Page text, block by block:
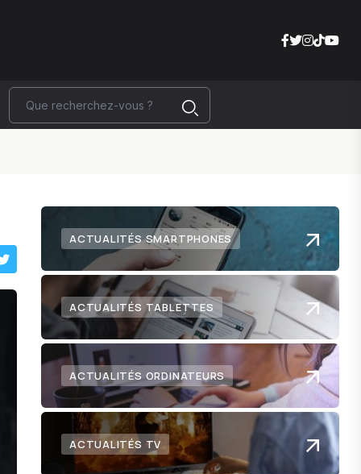
ACTUALITÉS SMARTPHONES
ACTUALITÉS TABLETTES
ACTUALITÉS ORDINATEURS
ACTUALITÉS TV